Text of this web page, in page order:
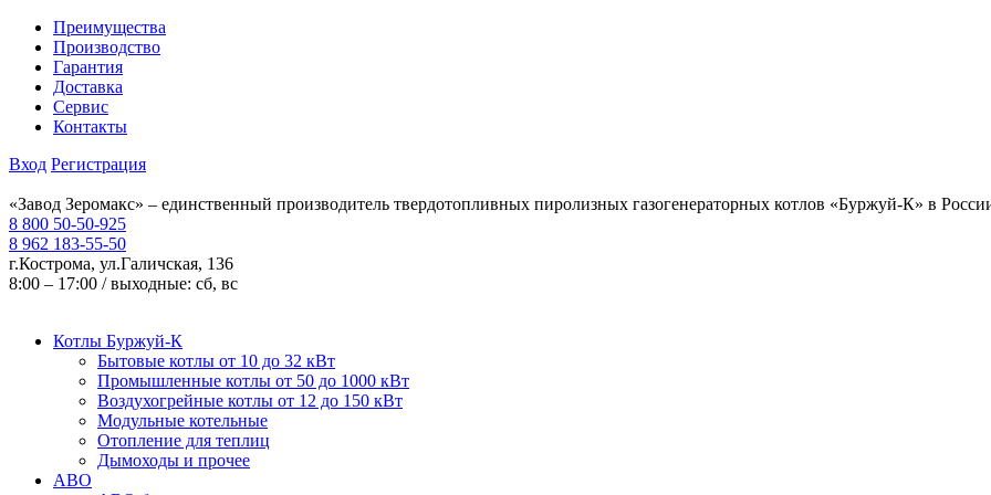
Преимущества
Производство
Гарантия
Доставка
Сервис
Контакты
Вход Регистрация
«Завод Зеромакс» – единственный производитель твердотопливных пиролизных газогенераторных котлов «Буржуй-К» в
8 800 50-50-925
8 962 183-55-50
г.Кострома, ул.Галичская, 136
8:00 – 17:00 / выходные: сб, вс
Котлы Буржуй-К
Бытовые котлы от 10 до 32 кВт
Промышленные котлы от 50 до 1000 кВт
Воздухогрейные котлы от 12 до 150 кВт
Модульные котельные
Отопление для теплиц
Дымоходы и прочее
АВО